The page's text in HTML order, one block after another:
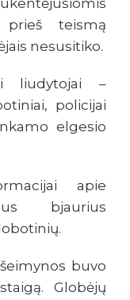
teismą
nesusitiko.
liudytojai –
policijai
elgesio
apie
bjaurius
buvo
Globėjų